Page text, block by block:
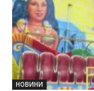
НОВИНИ